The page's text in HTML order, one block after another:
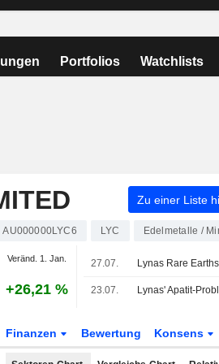
Portfolios Watchlists
Zu einer Liste
AU000000LYC6 LYC Edelmetalle /
Veränd. 1. Jan.
+26,21 %
27.07.
23.07.
Finanzen Bewertung Konsens